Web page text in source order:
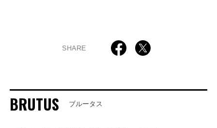
SHARE
BRUTUS ブルータス